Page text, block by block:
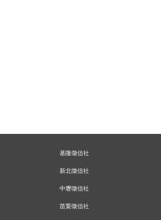
基隆徵信社
新北徵信社
中壢徵信社
苗栗徵信社